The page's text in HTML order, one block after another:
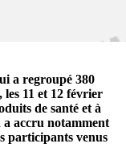
a regroupé 380
les 11 et 12 février
de santé et à
a accru notamment
participants venus